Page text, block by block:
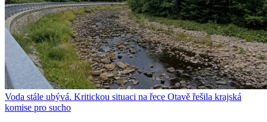
Voda stále ubývá. Kritickou situaci na řece Otavě řešila krajská
komise pro sucho